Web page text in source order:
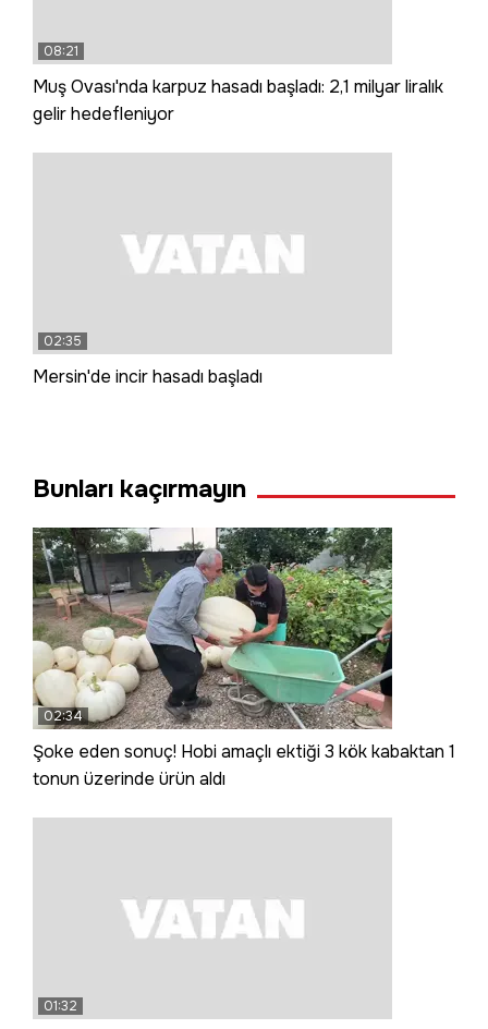
08:21
Muş Ovası'nda karpuz hasadı başladı: 2,1 milyar liralık
gelir hedefleniyor
02:35
Mersin'de incir hasadı başladı
Bunları kaçırmayın
02:34
Şoke eden sonuç! Hobi amaçlı ektiği 3 kök kabaktan 1
tonun üzerinde ürün aldı
01:32